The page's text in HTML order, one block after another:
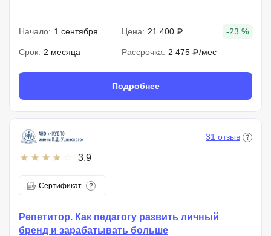
Начало: 1 сентября Цена: 21 400 ₽ -23 %
Срок: 2 месяца Рассрочка: 2 475 ₽/мес
Подробнее
3.9
31 отзыв
Сертификат
Репетитор. Как педагогу развить личный
бренд и зарабатывать больше